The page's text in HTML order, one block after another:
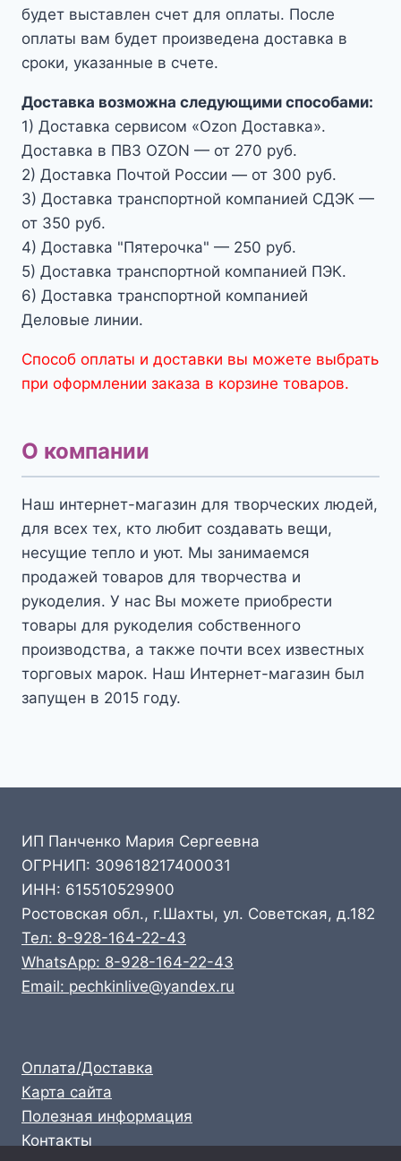
будет выставлен счет для оплаты. После
оплаты вам будет произведена доставка в
сроки, указанные в счете.
Доставка возможна следующими способами:
1) Доставка сервисом «Ozon Доставка».
Доставка в ПВЗ OZON — от 270 руб.
2) Доставка Почтой России — от 300 руб.
3) Доставка транспортной компанией СДЭК —
от 350 руб.
4) Доставка "Пятерочка" — 250 руб.
5) Доставка транспортной компанией ПЭК.
6) Доставка транспортной компанией
Деловые линии.
Способ оплаты и доставки вы можете выбрать
при оформлении заказа в корзине товаров.
О компании
Наш интернет-магазин для творческих людей,
для всех тех, кто любит создавать вещи,
несущие тепло и уют. Мы занимаемся
продажей товаров для творчества и
рукоделия. У нас Вы можете приобрести
товары для рукоделия собственного
производства, а также почти всех известных
торговых марок. Наш Интернет-магазин был
запущен в 2015 году.
ИП Панченко Мария Сергеевна
ОГРНИП: 309618217400031
ИНН: 615510529900
Ростовская обл., г.Шахты, ул. Советская, д.182
Тел: 8-928-164-22-43
WhatsApp: 8-928-164-22-43
Email: pechkinlive@yandex.ru
Оплата/Доставка
Карта сайта
Полезная информация
Контакты